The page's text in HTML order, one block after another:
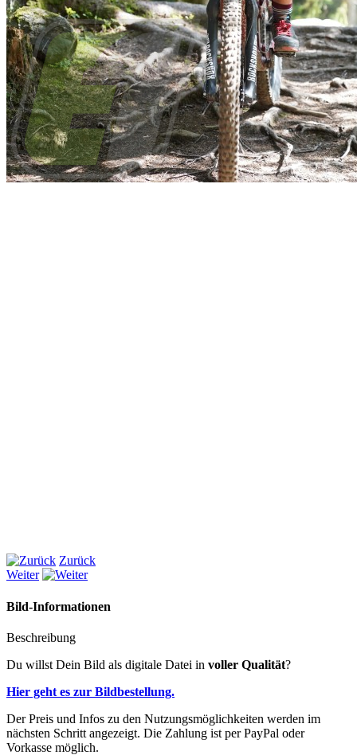
Zurück
Weiter
Bild-Informationen
Beschreibung
Du willst Dein Bild als digitale Datei in voller Qualität?
Hier geht es zur Bildbestellung.
Der Preis und Infos zu den Nutzungsmöglichkeiten werden im
nächsten Schritt angezeigt. Die Zahlung ist per PayPal oder
Vorkasse möglich.